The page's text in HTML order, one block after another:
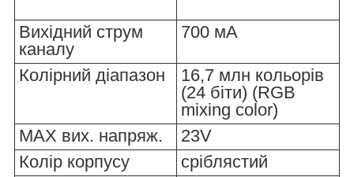
Вихідний струм
каналу
700 мА
Колірний діапазон
16,7 млн кольорів
(24 біти) (RGB
mixing color)
MAX вих. напряж.
23V
Колір корпусу
сріблястий